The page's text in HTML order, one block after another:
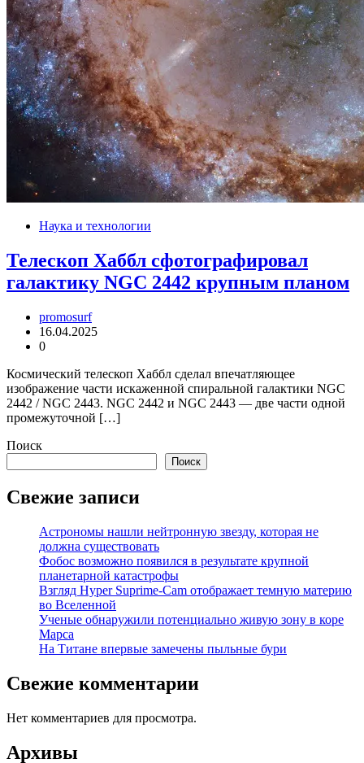
Наука и технологии
Телескоп Хаббл сфотографировал
галактику NGC 2442 крупным планом
promosurf
16.04.2025
0
Космический телескоп Хаббл сделал впечатляющее
изображение части искаженной спиральной галактики NGC
2442 / NGC 2443. NGC 2442 и NGC 2443 — две части одной
промежуточной […]
Поиск
Поиск
Свежие записи
Астрономы нашли нейтронную звезду, которая не
должна существовать
Фобос возможно появился в результате крупной
планетарной катастрофы
Взгляд Hyper Suprime-Cam отображает темную материю
во Вселенной
Ученые обнаружили потенциально живую зону в коре
Марса
На Титане впервые замечены пыльные бури
Свежие комментарии
Нет комментариев для просмотра.
Архивы